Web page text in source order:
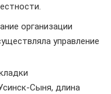
организации
управление
Сыня, длина